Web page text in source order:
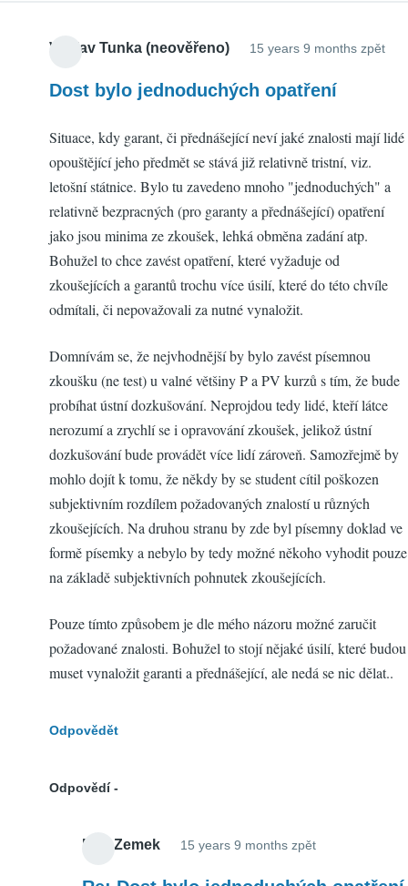
Václav Tunka (neověřeno) 15 years 9 months zpět
Dost bylo jednoduchých opatření
Situace, kdy garant, či přednášející neví jaké znalosti mají lidé
opouštějící jeho předmět se stává již relativně tristní, viz.
letošní státnice. Bylo tu zavedeno mnoho "jednoduchých" a
relativně bezpracných (pro garanty a přednášející) opatření
jako jsou minima ze zkoušek, lehká obměna zadání atp.
Bohužel to chce zavést opatření, které vyžaduje od
zkoušejících a garantů trochu více úsilí, které do této chvíle
odmítali, či nepovažovali za nutné vynaložit.
Domnívám se, že nejvhodnější by bylo zavést písemnou
zkoušku (ne test) u valné většiny P a PV kurzů s tím, že bude
probíhat ústní dozkušování. Neprojdou tedy lidé, kteří látce
nerozumí a zrychlí se i opravování zkoušek, jelikož ústní
dozkušování bude provádět více lidí zároveň. Samozřejmě by
mohlo dojít k tomu, že někdy by se student cítil poškozen
subjektivním rozdílem požadovaných znalostí u různých
zkoušejících. Na druhou stranu by zde byl písemny doklad ve
formě písemky a nebylo by tedy možné někoho vyhodit pouze
na základě subjektivních pohnutek zkoušejících.
Pouze tímto způsobem je dle mého názoru možné zaručit
požadované znalosti. Bohužel to stojí nějaké úsilí, které budou
muset vynaložit garanti a přednášející, ale nedá se nic dělat..
Odpovědět
Odpovědí
Petr Zemek 15 years 9 months zpět